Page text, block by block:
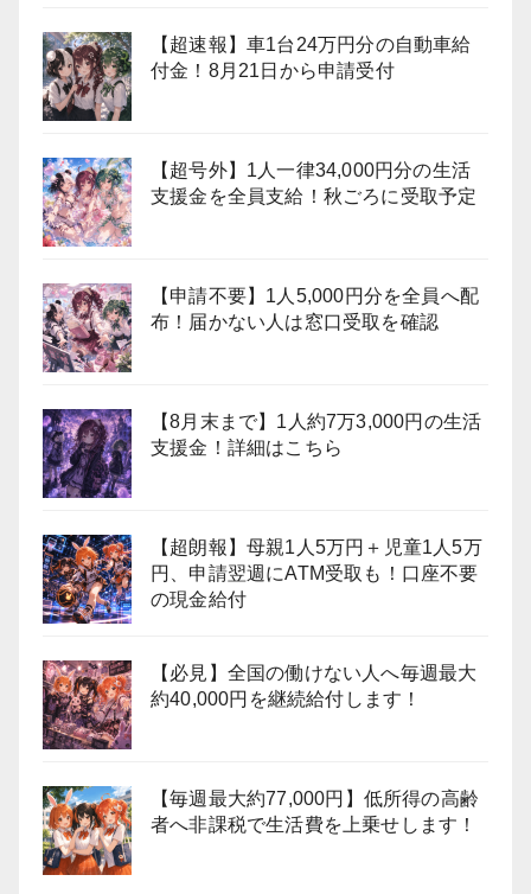
【超速報】車1台24万円分の自動車給
付金！8月21日から申請受付
【超号外】1人一律34,000円分の生活
支援金を全員支給！秋ごろに受取予定
【申請不要】1人5,000円分を全員へ配
布！届かない人は窓口受取を確認
【8月末まで】1人約7万3,000円の生活
支援金！詳細はこちら
【超朗報】母親1人5万円＋児童1人5万
円、申請翌週にATM受取も！口座不要
の現金給付
【必見】全国の働けない人へ毎週最大
約40,000円を継続給付します！
【毎週最大約77,000円】低所得の高齢
者へ非課税で生活費を上乗せします！